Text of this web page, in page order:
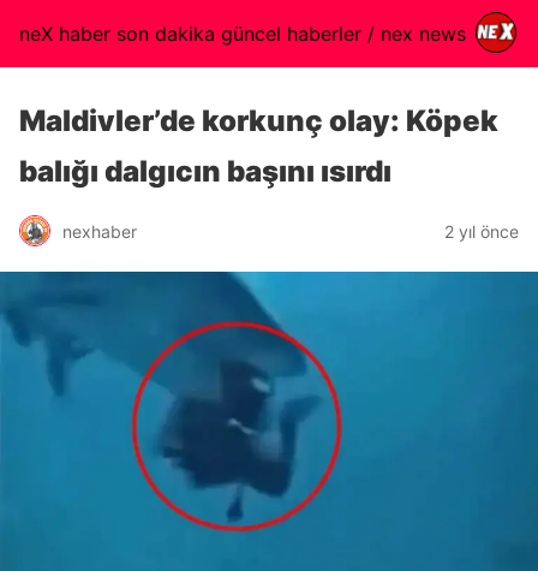
neX haber son dakika güncel haberler / nex news
Maldivler’de korkunç olay: Köpek
balığı dalgıcın başını ısırdı
nexhaber 2 yıl önce